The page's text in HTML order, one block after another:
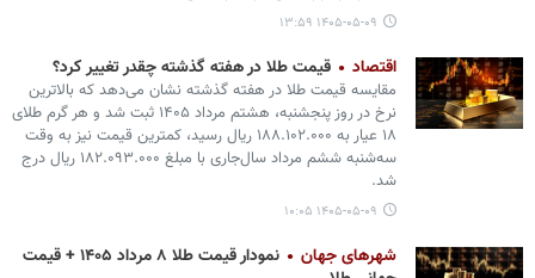
۱۴۰۵-۰۵-۰۹ ۱۳:۵۹
اقتصاد قیمت طلا در هفته گذشته چقدر تغییر کرد؟
مقایسه قیمت طلا در هفته گذشته نشان می‌دهد که بالاترین
نرخ در روز پنجشنبه، هشتم مرداد ۱۴۰۵ ثبت شد و هر گرم طلای
۱۸ عیار به ۱۸۸.۱۰۲.۰۰۰ ریال رسید، کمترین قیمت نیز به وقت
سه‌شنبه ششم مرداد سال‌جاری با مبلغ ۱۸۲.۰۹۳.۰۰۰ ریال درج
شد.
۱۴۰۵-۰۵-۰۹ ۱۰:۰۵
شهرهای جهان
نمودار قیمت طلا ۸ مرداد ۱۴۰۵ + قیمت